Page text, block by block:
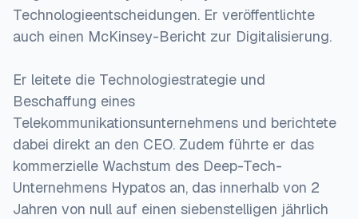
Technologieentscheidungen. Er veröffentlichte
auch einen McKinsey-Bericht zur Digitalisierung.
Er leitete die Technologiestrategie und
Beschaffung eines
Telekommunikationsunternehmens und berichtete
dabei direkt an den CEO. Zudem führte er das
kommerzielle Wachstum des Deep-Tech-
Unternehmens Hypatos an, das innerhalb von 2
Jahren von null auf einen siebenstelligen jährlich